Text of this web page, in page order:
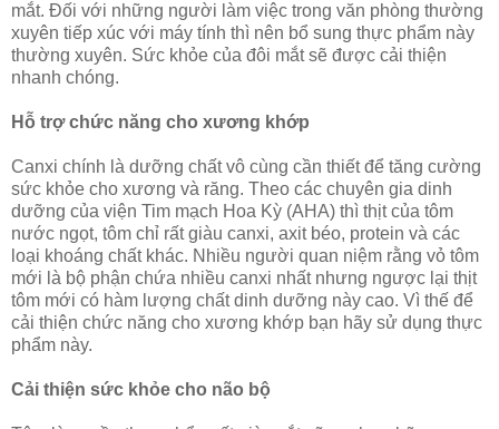
mắt. Đối với những người làm việc trong văn phòng thường
xuyên tiếp xúc với máy tính thì nên bổ sung thực phẩm này
thường xuyên. Sức khỏe của đôi mắt sẽ được cải thiện
nhanh chóng.
Hỗ trợ chức năng cho xương khớp
Canxi chính là dưỡng chất vô cùng cần thiết để tăng cường
sức khỏe cho xương và răng. Theo các chuyên gia dinh
dưỡng của viện Tim mạch Hoa Kỳ (AHA) thì thịt của tôm
nước ngọt, tôm chỉ rất giàu canxi, axit béo, protein và các
loại khoáng chất khác. Nhiều người quan niệm rằng vỏ tôm
mới là bộ phận chứa nhiều canxi nhất nhưng ngược lại thịt
tôm mới có hàm lượng chất dinh dưỡng này cao. Vì thế để
cải thiện chức năng cho xương khớp bạn hãy sử dụng thực
phẩm này.
Cải thiện sức khỏe cho não bộ